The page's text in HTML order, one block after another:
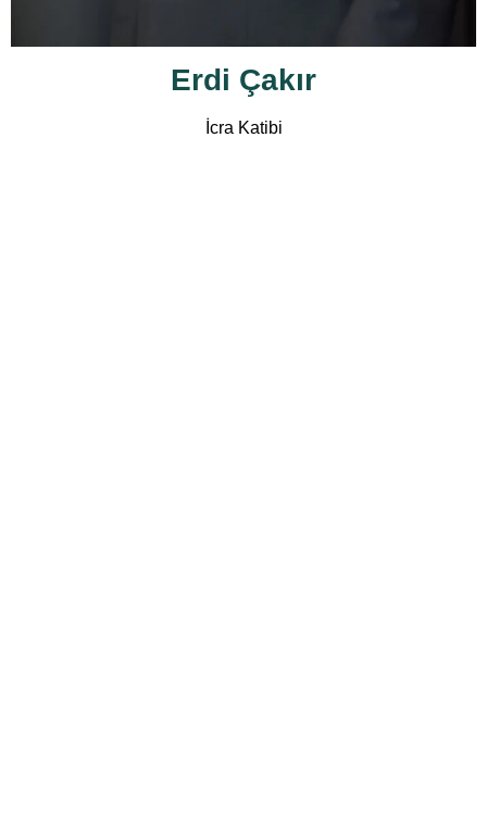
Erdi Çakır
İcra Katibi